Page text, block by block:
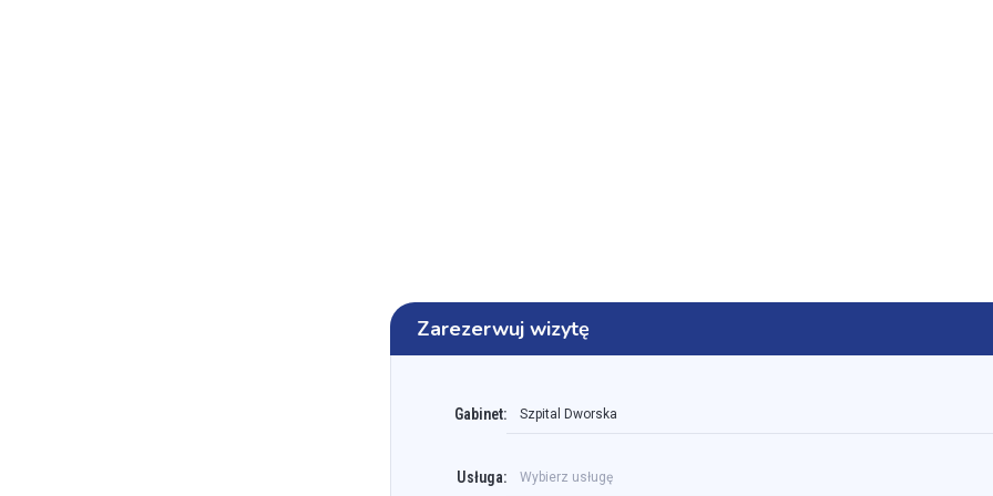
Zarezerwuj wizytę
Gabinet: Szpital Dworska
Usługa: Wybierz usługę